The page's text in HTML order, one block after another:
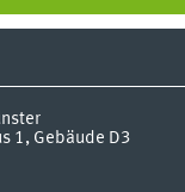
1, Gebäude D3